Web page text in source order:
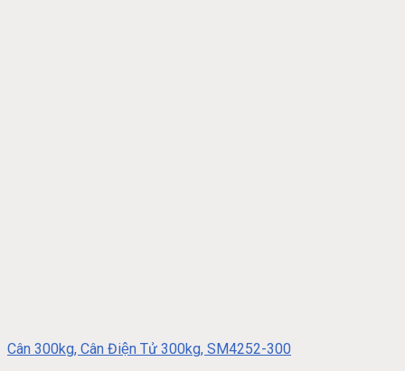
Cân 300kg, Cân Điện Tử 300kg, SM4252-300